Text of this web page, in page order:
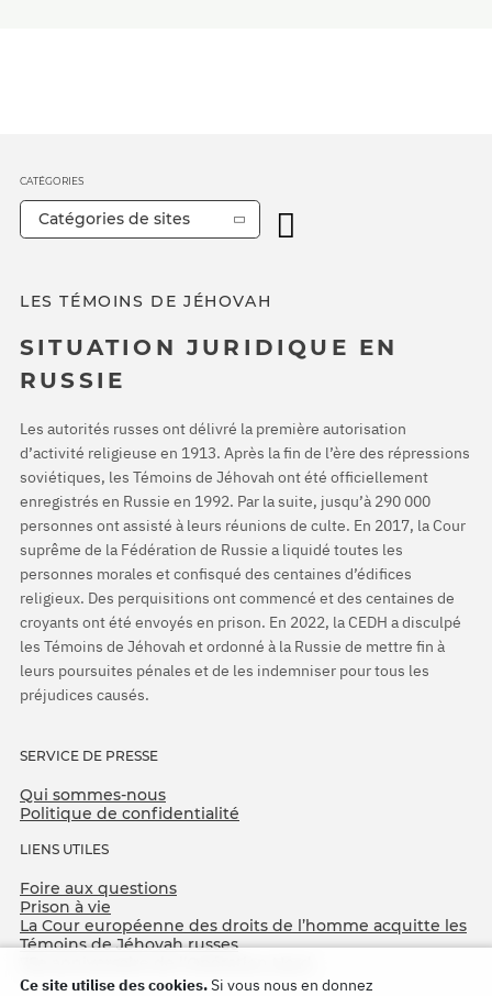
LES TÉMOINS DE JÉHOVAH
SITUATION JURIDIQUE EN
RUSSIE
Les autorités russes ont délivré la première autorisation
d’activité religieuse en 1913. Après la fin de l’ère des répressions
soviétiques, les Témoins de Jéhovah ont été officiellement
enregistrés en Russie en 1992. Par la suite, jusqu’à 290 000
personnes ont assisté à leurs réunions de culte. En 2017, la Cour
suprême de la Fédération de Russie a liquidé toutes les
personnes morales et confisqué des centaines d’édifices
religieux. Des perquisitions ont commencé et des centaines de
croyants ont été envoyés en prison. En 2022, la CEDH a disculpé
les Témoins de Jéhovah et ordonné à la Russie de mettre fin à
leurs poursuites pénales et de les indemniser pour tous les
préjudices causés.
SERVICE DE PRESSE
Qui sommes-nous
Politique de confidentialité
LIENS UTILES
Foire aux questions
Prison à vie
La Cour européenne des droits de l’homme acquitte les
Témoins de Jéhovah russes
CATÉGORIES
Catégories de sites
Ce site utilise des cookies.Si vous nous en donnez